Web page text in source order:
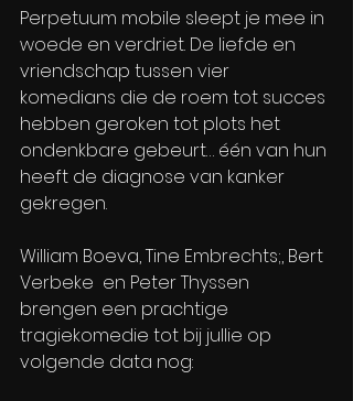
Perpetuum mobile sleept je mee in
woede en verdriet. De liefde en
vriendschap tussen vier
komedians die de roem tot succes
hebben geroken tot plots het
ondenkbare gebeurt… één van hun
heeft de diagnose van kanker
gekregen.
William Boeva, Tine Embrechts;, Bert
Verbeke  en Peter Thyssen
brengen een prachtige
tragiekomedie tot bij jullie op
volgende data nog: